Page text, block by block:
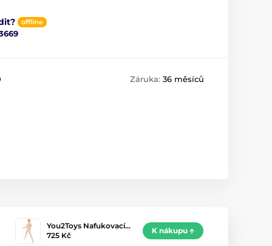
offline
Záruka: 36 měsíců
You2Toys Nafukovací…
725 Kč
K nákupu